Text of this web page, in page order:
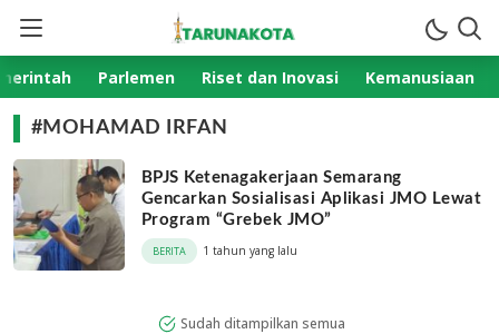
TarunaKota.com
Aktual Terpercaya
Parlemen Riset dan Inovasi Kemanusiaan
#MOHAMAD IRFAN
BPJS Ketenagakerjaan Semarang
Gencarkan Sosialisasi Aplikasi JMO Lewat
Program “Grebek JMO”
BERITA 1 tahun yang lalu
Sudah ditampilkan semua